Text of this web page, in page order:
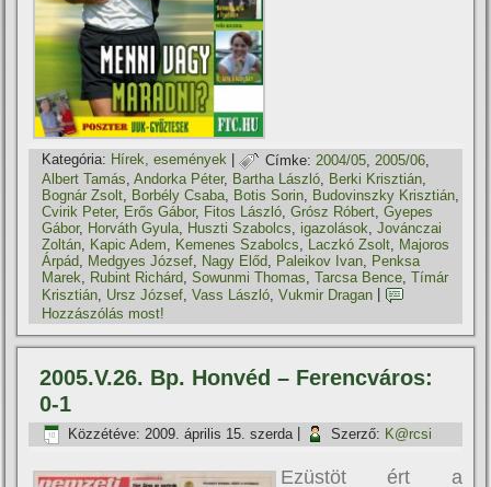
Kategória: Hí­rek, események | Címke: 2004/05 2005/06
Albert Tamás,Andorka Péter, Bartha László, Berki Krisztián,
Bognár Zsolt, Borbély Csaba, Botis Sorin, Budovinszky Krisztián,
Cvirik Peter, Erős Gábor, Fitos László,Grósz Róbert,Gyepes
Gábor, Horváth Gyula, Huszti Szabolcs,igazolások,Jovánczai
Zoltán, Kapic Adem, Kemenes Szabolcs, Laczkó Zsolt, Majoros
Árpád, Medgyes József, Nagy Előd, Paleikov Ivan, Penksa
Marek, Rubint Richárd,Sowunmi Thomas,Tarcsa Bence,Tí­már
Krisztián Ursz József ,Vass László ,Vukmir Dragan
Hozzászólás most!
2005.V.26. Bp. Honvéd – Ferencváros:
0-1
Közzétéve: 2009. április 15. szerda Szerző: K@rcsi
Ezüstöt ért a